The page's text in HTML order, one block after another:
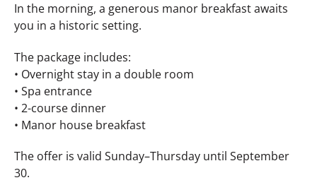
In the morning, a generous manor breakfast awaits
you in a historic setting.
The package includes:
• Overnight stay in a double room
• Spa entrance
• 2-course dinner
• Manor house breakfast
The offer is valid Sunday–Thursday until September
30.